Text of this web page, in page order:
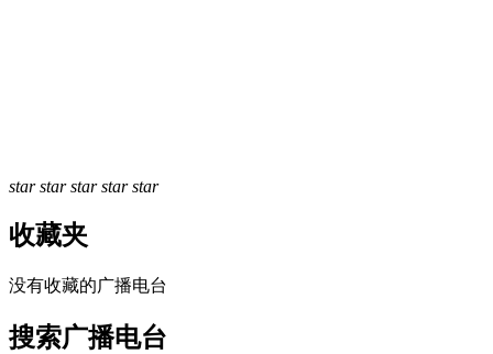
star star star star star
收藏夹
没有收藏的广播电台
搜索广播电台